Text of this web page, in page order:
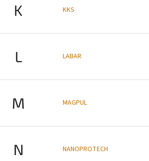
K KKS
L LABAR
M MAGPUL
N NANOPROTECH